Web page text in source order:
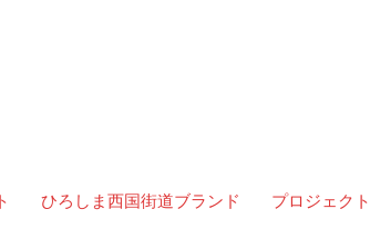
ひろしま西国街道ブランド プロジェクト